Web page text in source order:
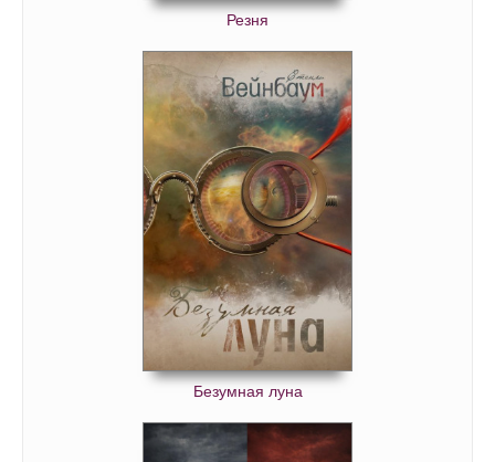
Резня
Безумная луна